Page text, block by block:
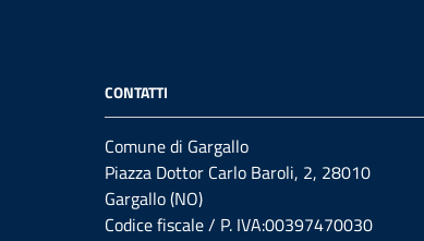
CONTATTI
Comune di Gargallo
Piazza Dottor Carlo Baroli, 2, 28010
Gargallo (NO)
Codice fiscale / P. IVA:00397470030